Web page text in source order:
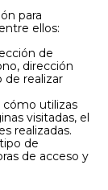
para
ellos:
de
dirección
de realizar
cómo utilizas
visitadas, el
realizadas.
de
de acceso y